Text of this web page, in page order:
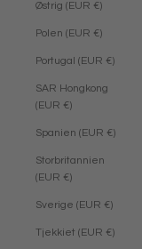
Østrig (EUR €)
Polen (EUR €)
Portugal (EUR €)
SAR Hongkong
(EUR €)
Spanien (EUR €)
Storbritannien
(EUR €)
Sverige (EUR €)
Tjekkiet (EUR €)